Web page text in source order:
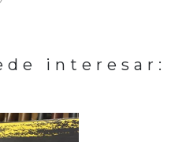
interesar: